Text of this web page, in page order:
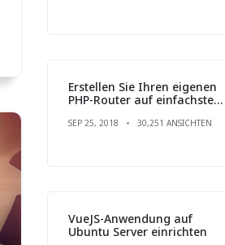
Erstellen Sie Ihren eigenen
PHP-Router auf einfachste
SEP 25, 2018 30,251 ANSICHTEN
VueJS-Anwendung auf
Ubuntu Server einrichten